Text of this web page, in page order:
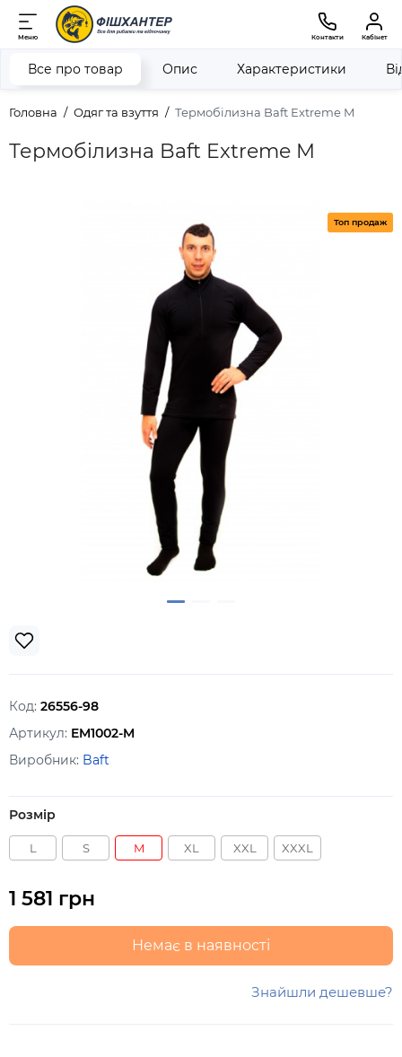
Меню Контакти Кабінет
Головна Одяг та взуття Термобілизна Baft Extreme M
Термобілизна Baft Extreme M
Все про товар Опис Характеристики
Топ продаж
Код: 26556-98
Артикул: EM1002-M
Виробник: Baft
Розмір
L S M XL XXL XXXL
1 581 грн
Немає в наявності
Знайшли дешевше?